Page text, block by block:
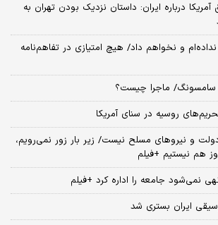
درباره ایران: داستان نزدیک بودن تهران به
و نخواهم داد/ هیچ امتیازی در تفاهم‌نامه
ماجرا چیست؟
روسیه در سنای آمریکا
و نیروهای مسلح نیست/ زیر بار زور نمی‌رویم،
هم نیستیم +فیلم
نمی‌شود جامعه را اداره کرد +فیلم
ایران بستری شد